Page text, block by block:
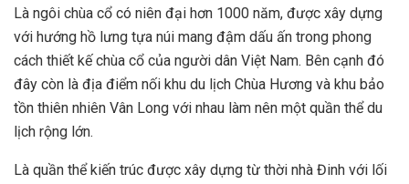
Là ngôi chùa cổ có niên đại hơn 1000 năm, được xây dựng
với hướng hồ lưng tựa núi mang đậm dấu ấn trong phong
cách thiết kế chùa cổ của người dân Việt Nam. Bên cạnh đó
đây còn là địa điểm nối khu du lịch Chùa Hương và khu bảo
tồn thiên nhiên Vân Long với nhau làm nên một quần thể du
lịch rộng lớn.
Là quần thể kiến trúc được xây dựng từ thời nhà Đinh với lối